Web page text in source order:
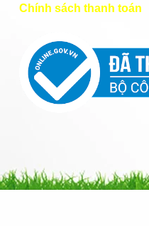
Chính sách thanh toán